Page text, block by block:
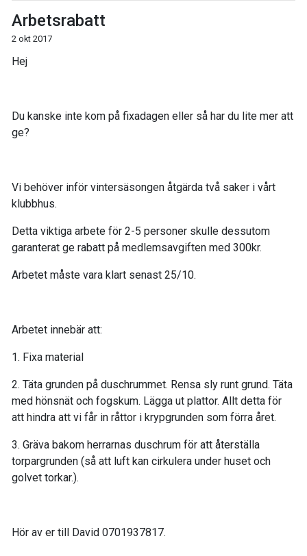
Arbetsrabatt
2 okt 2017
Hej
Du kanske inte kom på fixadagen eller så har du lite mer att
ge?
Vi behöver inför vintersäsongen åtgärda två saker i vårt
klubbhus.
Detta viktiga arbete för 2-5 personer skulle dessutom
garanterat ge rabatt på medlemsavgiften med 300kr.
Arbetet måste vara klart senast 25/10.
Arbetet innebär att:
1. Fixa material
2. Täta grunden på duschrummet. Rensa sly runt grund. Täta
med hönsnät och fogskum. Lägga ut plattor. Allt detta för
att hindra att vi får in råttor i krypgrunden som förra året.
3. Gräva bakom herrarnas duschrum för att återställa
torpargrunden (så att luft kan cirkulera under huset och
golvet torkar.).
Hör av er till David 0701937817.